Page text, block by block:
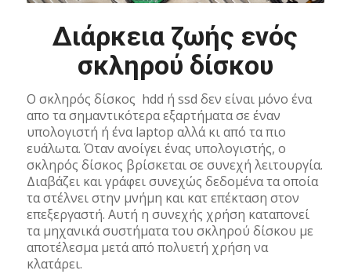
Διάρκεια ζωής ενός
σκληρού δίσκου
Ο σκληρός δίσκος hdd ή ssd δεν είναι μόνο ένα
απο τα σημαντικότερα εξαρτήματα σε έναν
υπολογιστή ή ένα laptop αλλά κι από τα πιο
ευάλωτα. Όταν ανοίγει ένας υπολογιστής, ο
σκληρός δίσκος βρίσκεται σε συνεχή λειτουργία.
Διαβάζει και γράφει συνεχώς δεδομένα τα οποία
τα στέλνει στην μνήμη και κατ επέκταση στον
επεξεργαστή. Αυτή η συνεχής χρήση καταπονεί
τα μηχανικά συστήματα του σκληρού δίσκου με
αποτέλεσμα μετά από πολυετή χρήση να
κλατάρει.